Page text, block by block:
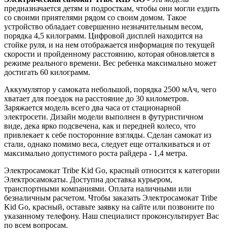
предназначается детям и подросткам, чтобы они могли ездить
со своими приятелями рядом со своим домом. Такое
устройство обладает совершенно незначительным весом,
порядка 4,5 килограмм. Цифровой дисплей находится на
стойке руля, и на нем отображается информация по текущей
скорости и пройденному расстоянию, которая обновляется в
режиме реального времени. Вес ребенка максимально может
достигать 60 килограмм.
Аккумулятор у самоката небольшой, порядка 2500 мАч, чего
хватает для поездок на расстояние до 30 километров.
Заряжается модель всего два часа от стационарной
электросети. Дизайн модели выполнен в футуристичном
виде, дека ярко подсвечена, как и передней колесо, что
привлекает к себе посторонние взгляды. Сделан самокат из
стали, однако помимо веса, следует еще отталкиваться и от
максимально допустимого роста райдера - 1,4 метра.
Электросамокат Tribe Kid Go, красный относится к категории
Электросамокаты. Доступна доставка курьером,
транспортными компаниями. Оплата наличными или
безналичным расчетом. Чтобы заказать Электросамокат Tribe
Kid Go, красный, оставьте заявку на сайте или позвоните по
указанному телефону. Наш специалист проконсультирует Вас
по всем вопросам.